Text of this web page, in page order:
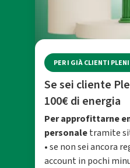
PER I GIÀ CLIENTI
Se sei cliente
100€ di energia
Per approfittarne
personaletramite
• se non sei ancora
account in pochi